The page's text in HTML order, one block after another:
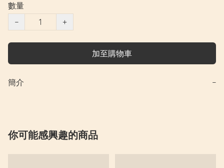
數量
−
+
加至購物車
簡介 −
你可能感興趣的商品